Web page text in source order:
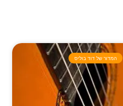
המדור של דוד בוליס